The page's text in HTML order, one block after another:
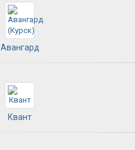
Авангард
Квант